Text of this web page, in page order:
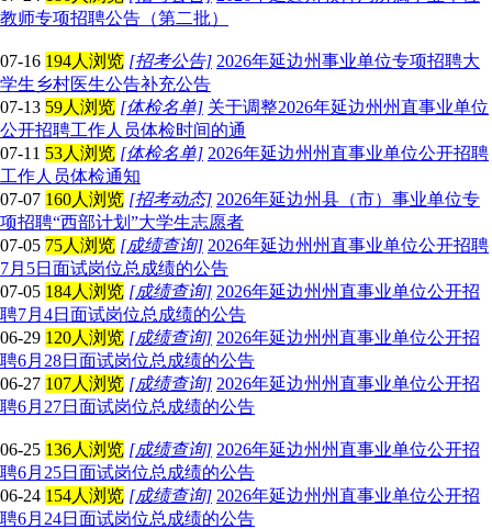
教师专项招聘公告（第二批）
07-16 194人浏览 [招考公告] 2026年延边州事业单位专项招聘大
学生乡村医生公告补充公告
07-13 59人浏览 [体检名单] 关于调整2026年延边州州直事业单位
公开招聘工作人员体检时间的通
07-11 53人浏览 [体检名单] 2026年延边州州直事业单位公开招聘
工作人员体检通知
07-07 160人浏览 [招考动态] 2026年延边州县（市）事业单位专
项招聘“西部计划”大学生志愿者
07-05 75人浏览 [成绩查询] 2026年延边州州直事业单位公开招聘
7月5日面试岗位总成绩的公告
07-05 184人浏览 [成绩查询] 2026年延边州州直事业单位公开招
聘7月4日面试岗位总成绩的公告
06-29 120人浏览 [成绩查询] 2026年延边州州直事业单位公开招
聘6月28日面试岗位总成绩的公告
06-27 107人浏览 [成绩查询] 2026年延边州州直事业单位公开招
聘6月27日面试岗位总成绩的公告
06-25 136人浏览 [成绩查询] 2026年延边州州直事业单位公开招
聘6月25日面试岗位总成绩的公告
06-24 154人浏览 [成绩查询] 2026年延边州州直事业单位公开招
聘6月24日面试岗位总成绩的公告